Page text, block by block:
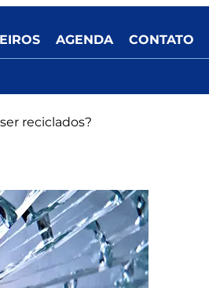
AGENDA CONTATO
reciclados?